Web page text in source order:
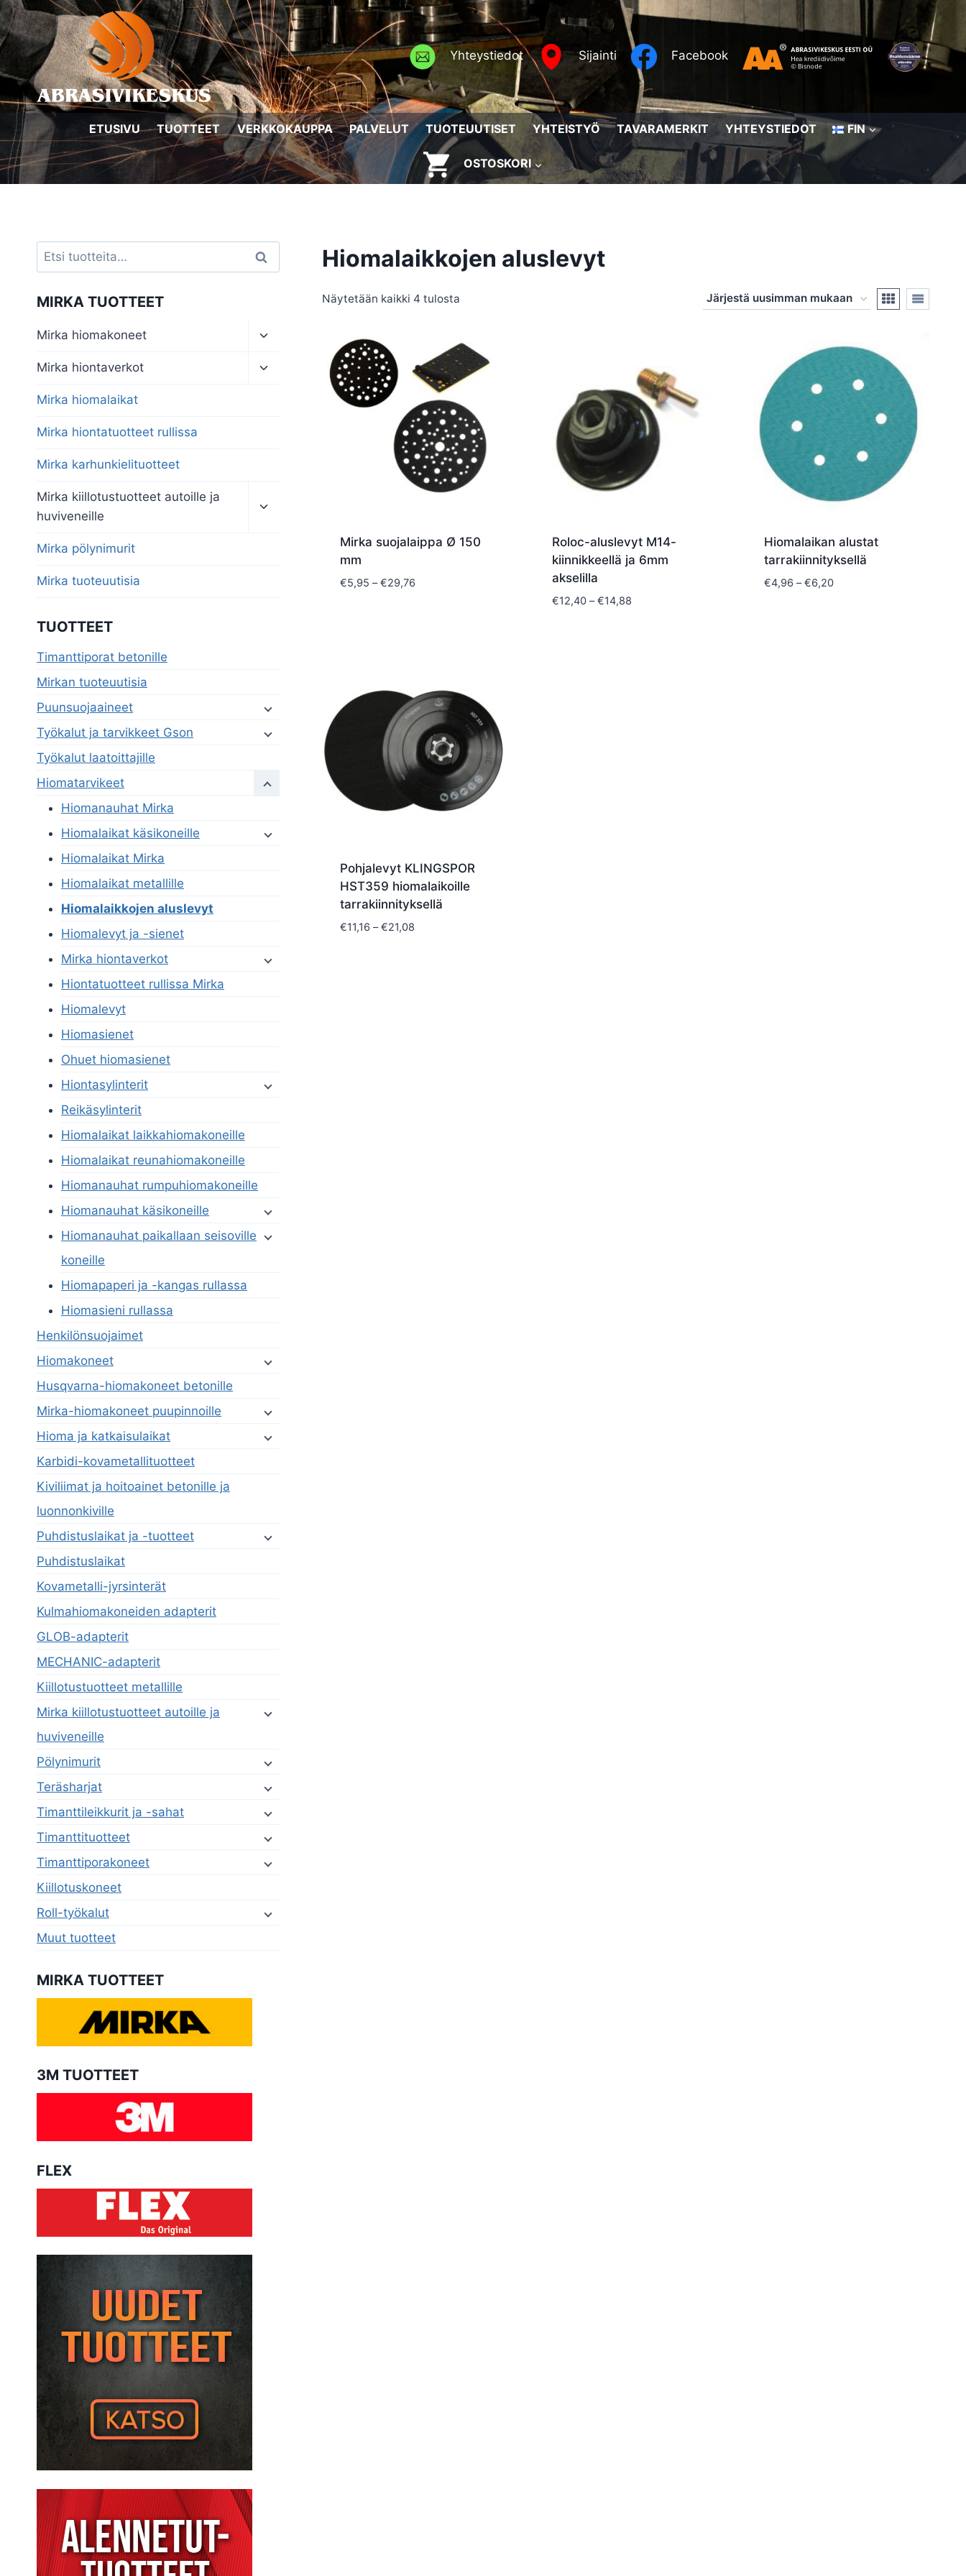
Siirry
sisältöön
Yhteystiedot
Sijainti Facebook
ETUSIVU TUOTTEET VERKKOKAUPPA PALVELUT TUOTEUUTISET YHTEISTYÖ TAVARAMERKIT YHTEYSTIEDOT FIN
OSTOSKORI
Hiomalaikkojen aluslevyt
Näytetään kaikki 4 tulosta
latest
Mirka suojalaippa Ø 150
mm
€5,95 – €29,76Hintaluokka:
Roloc-aluslevyt M14-
kiinnikkeellä ja 6mm
akselilla
€12,40 – €14,88Hintaluokka:
Hiomalaikan alustat
tarrakiinnityksellä
€4,96 – €6,20Hintaluokka:
Pohjalevyt KLINGSPOR
HST359 hiomalaikoille
tarrakiinnityksellä
€11,16 – €21,08Hintaluokka:
Etsi: Haku
MIRKA TUOTTEET
Mirka hiomakoneet
Toggle
menu
Mirka hiontaverkot
Toggle
Mirka hiomalaikat
Mirka hiontatuotteet rullissa
Mirka karhunkielituotteet
Mirka kiillotustuotteet autoille ja
huviveneille
child
Mirka pölynimurit
Mirka tuoteuutisia
TUOTTEET
Timanttiporat betonille
Mirkan tuoteuutisia
Puunsuojaaineet
Työkalut ja tarvikkeet Gson
Työkalut laatoittajille
Hiomatarvikeet
Hiomanauhat Mirka
Hiomalaikat käsikoneille
Hiomalaikat Mirka
Hiomalaikat metallille
Hiomalaikkojen aluslevyt
Hiomalevyt ja -sienet
Mirka hiontaverkot
Hiontatuotteet rullissa Mirka
Hiomalevyt
Hiomasienet
Ohuet hiomasienet
Hiontasylinterit
Reikäsylinterit
Hiomalaikat laikkahiomakoneille
Hiomalaikat reunahiomakoneille
Hiomanauhat rumpuhiomakoneille
Hiomanauhat käsikoneille
Hiomanauhat paikallaan seisoville
koneille
Hiomapaperi ja -kangas rullassa
Hiomasieni rullassa
Henkilönsuojaimet
Hiomakoneet
Husqvarna-hiomakoneet betonille
Mirka-hiomakoneet puupinnoille
Hioma ja katkaisulaikat
Karbidi-kovametallituotteet
Kiviliimat ja hoitoainet betonille ja
luonnonkiville
Puhdistuslaikat ja -tuotteet
Puhdistuslaikat
Kovametalli-jyrsinterät
Kulmahiomakoneiden adapterit
GLOB-adapterit
MECHANIC-adapterit
Kiillotustuotteet metallille
Mirka kiillotustuotteet autoille ja
huviveneille
Pölynimurit
Teräsharjat
Timanttileikkurit ja -sahat
Timanttituotteet
Timanttiporakoneet
Kiillotuskoneet
Roll-työkalut
Muut tuotteet
MIRKA TUOTTEET
3M TUOTTEET
FLEX